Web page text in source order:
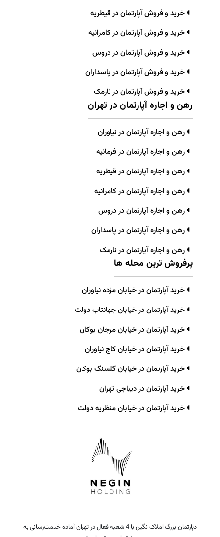
خرید و فروش آپارتمان در قیطریه
خرید و فروش آپارتمان در کامرانیه
خرید و فروش آپارتمان در دروس
خرید و فروش آپارتمان در پاسداران
خرید و فروش آپارتمان در نارمک
رهن و اجاره آپارتمان در تهران
رهن و اجاره آپارتمان در نیاوران
رهن و اجاره آپارتمان در فرمانیه
رهن و اجاره آپارتمان در قیطریه
رهن و اجاره آپارتمان در کامرانیه
رهن و اجاره آپارتمان در دروس
رهن و اجاره آپارتمان در پاسداران
رهن و اجاره آپارتمان در نارمک
پرفروش ترین محله ها
خرید آپارتمان در خیابان مژده نیاوران
خرید آپارتمان در خیابان جهانتاب دولت
خرید آپارتمان در خیابان مرجان بوکان
خرید آپارتمان در خیابان کاج نیاوران
خرید آپارتمان در خیابان گلسنگ بوکان
خرید آپارتمان در دیباجی تهران
خرید آپارتمان در خیابان منظریه دولت
دپارتمان بزرگ املاک نگین با 4 شعبه فعال در تهران آماده خدمت‌رسانی به